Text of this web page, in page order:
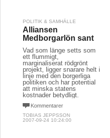
POLITIK & SAMHÄLLE
Alliansen
Medborgarlön sant
Vad som länge setts som
ett flummigt,
marginaliserat rödgrönt
projekt, ligger snarare helt i
linje med den borgerliga
politiken och har potential
att minska statens
kostnader betydligt.
Kommentarer
TOBIAS JEPPSSON
2007-09-24 10:24:00